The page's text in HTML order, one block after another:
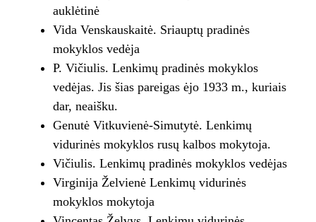
auklėtinė
Vida Venskauskaitė. Sriauptų pradinės
mokyklos vedėja
P. Vičiulis. Lenkimų pradinės mokyklos
vedėjas. Jis šias pareigas ėjo 1933 m., kuriais
dar, neaišku.
Genutė Vitkuvienė-Simutytė. Lenkimų
vidurinės mokyklos rusų kalbos mokytoja.
Vičiulis. Lenkimų pradinės mokyklos vedėjas
Virginija Želvienė Lenkimų vidurinės
mokyklos mokytoja